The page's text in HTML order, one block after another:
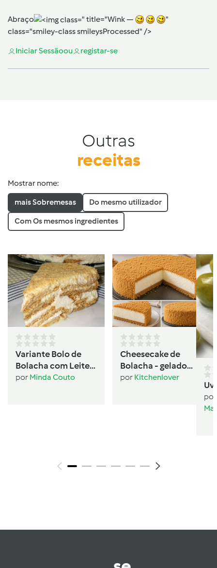
Abraço " title="Wink —
"
class="smiley-class smileysProcessed" />
Iniciar Sessãoou registar-se
Outras
receitas
Mostrar nome:
mais Sobremesas Do mesmo utilizador
Com Os mesmos ingredientes
Variante Bolo de
Bolacha com Leite
Condensado
por Minda Couto
Cheesecake de
Bolacha - gelado
sanduíche
por Kitchenlover
por